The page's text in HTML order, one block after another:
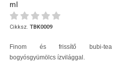
ml
Cikksz. TBK0009
Finom és frissítő bubi-tea
bogyósgyümölcs ízvilággal.